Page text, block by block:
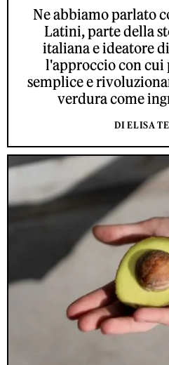
Ne abbiamo parlato
Latini, parte della
italiana e ideatore
l'approccio con cui
semplice e
verdura come
DI ELISA